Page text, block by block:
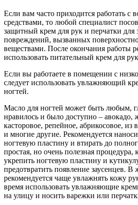
Если вам часто приходится работать
средствами, то любой специалист
защитный крем для рук и перчатки для
повреждений, вызванных
веществами. После окончания работы
использовать питательный крем для
Если вы работаете в помещении с
следует использовать увлажняющий
ногтей.
Масло для ногтей может быть любым,
нравилось и было доступно – авокадо,
касторовое, репейное, абрикосовое, из
и многие другие. Рекомендуется
ногтевую пластину и втирать до
простая, но очень полезная процедура,
укрепить ногтевую пластину и
предотвратить появление заусенцев. В
рекомендуется чаще увлажнять кожу
время использовать увлажняющие
на улицу и носить варежки или